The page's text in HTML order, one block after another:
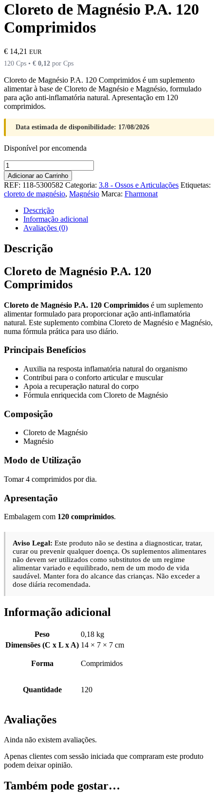
Cloreto de Magnésio P.A. 120
Comprimidos
€ 14,21 EUR
120 Cps • € 0,12 por Cps
Cloreto de Magnésio P.A. 120 Comprimidos é um suplemento
alimentar à base de Cloreto de Magnésio e Magnésio, formulado
para ação anti-inflamatória natural. Apresentação em 120
comprimidos.
Data estimada de disponibilidade: 17/08/2026
Disponível por encomenda
Quantidade
de
Cloreto
de
Magnésio
P.A.
Comprimidos
Adicionar ao Carrinho
REF: 118-5300582 Categoria: 3.8 - Ossos e Articulações Etiquetas:
cloreto de magnésio, Magnésio Marca: Fharmonat
Descrição
Informação adicional
Avaliações (0)
Descrição
Cloreto de Magnésio P.A. 120
Comprimidos
Cloreto de Magnésio P.A. 120 Comprimidos é um suplemento
alimentar formulado para proporcionar ação anti-inflamatória
natural. Este suplemento combina Cloreto de Magnésio e Magnésio,
numa fórmula prática para uso diário.
Principais Benefícios
Auxilia na resposta inflamatória natural do organismo
Contribui para o conforto articular e muscular
Apoia a recuperação natural do corpo
Fórmula enriquecida com Cloreto de Magnésio
Composição
Cloreto de Magnésio
Magnésio
Modo de Utilização
Tomar 4 comprimidos por dia.
Apresentação
Embalagem com 120 comprimidos.
Aviso Legal: Este produto não se destina a diagnosticar, tratar,
curar ou prevenir qualquer doença. Os suplementos alimentares
não devem ser utilizados como substitutos de um regime
alimentar variado e equilibrado, nem de um modo de vida
saudável. Manter fora do alcance das crianças. Não exceder a
dose diária recomendada.
Informação adicional
Peso
0,18 kg
Dimensões (C x L x A) 14 × 7 × 7 cm
Forma Comprimidos
Quantidade 120
Avaliações
Ainda não existem avaliações.
Apenas clientes com sessão iniciada que compraram este produto
podem deixar opinião.
Também pode gostar…